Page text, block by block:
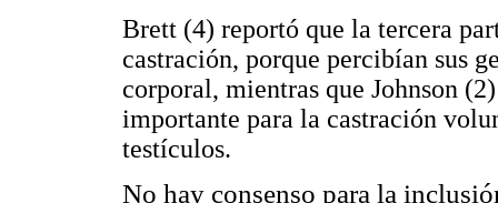
Brett (4) reportó que la tercera
castración, porque percibían sus
corporal, mientras que Johnson
importante para la castración
testículos.
No hay consenso para la